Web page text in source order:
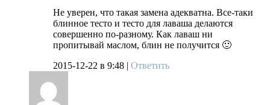
Не уверен, что такая замена адекватна. Все-таки
блинное тесто и тесто для лаваша делаются
совершенно по-разному. Как лаваш ни
пропитывай маслом, блин не получится 🙂
2015-12-22 в 9:48 | Ответить